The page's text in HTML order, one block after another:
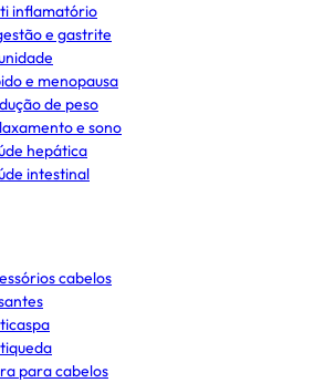
inflamatório
e gastrite
e menopausa
de peso
e sono
hepática
intestinal
cabelos
para cabelos